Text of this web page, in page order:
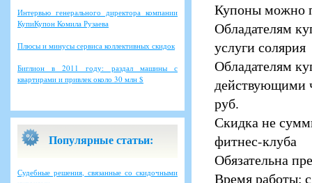
Интервью генерального директора компании
КупиКупон Комила Рузаева
Плюсы и минусы сервиса коллективных скидок
Биглион в 2011 году: раздал машины с
квартирами и привлек около 30 млн $
Популярные статьи:
Судебные решения, связанные со скидочными
Купоны можно
Обладателям
услуги солярия
Обладателям
действующими
руб.
Скидка не
фитнес-клуба
Обязательна
Время работы: